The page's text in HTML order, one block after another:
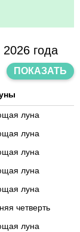
года
ПОКАЗАТЬ
луна
луна
луна
луна
луна
четверть
луна